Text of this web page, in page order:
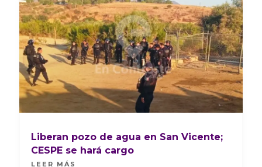
Liberan pozo de agua en San Vicente;
CESPE se hará cargo
LEER MÁS